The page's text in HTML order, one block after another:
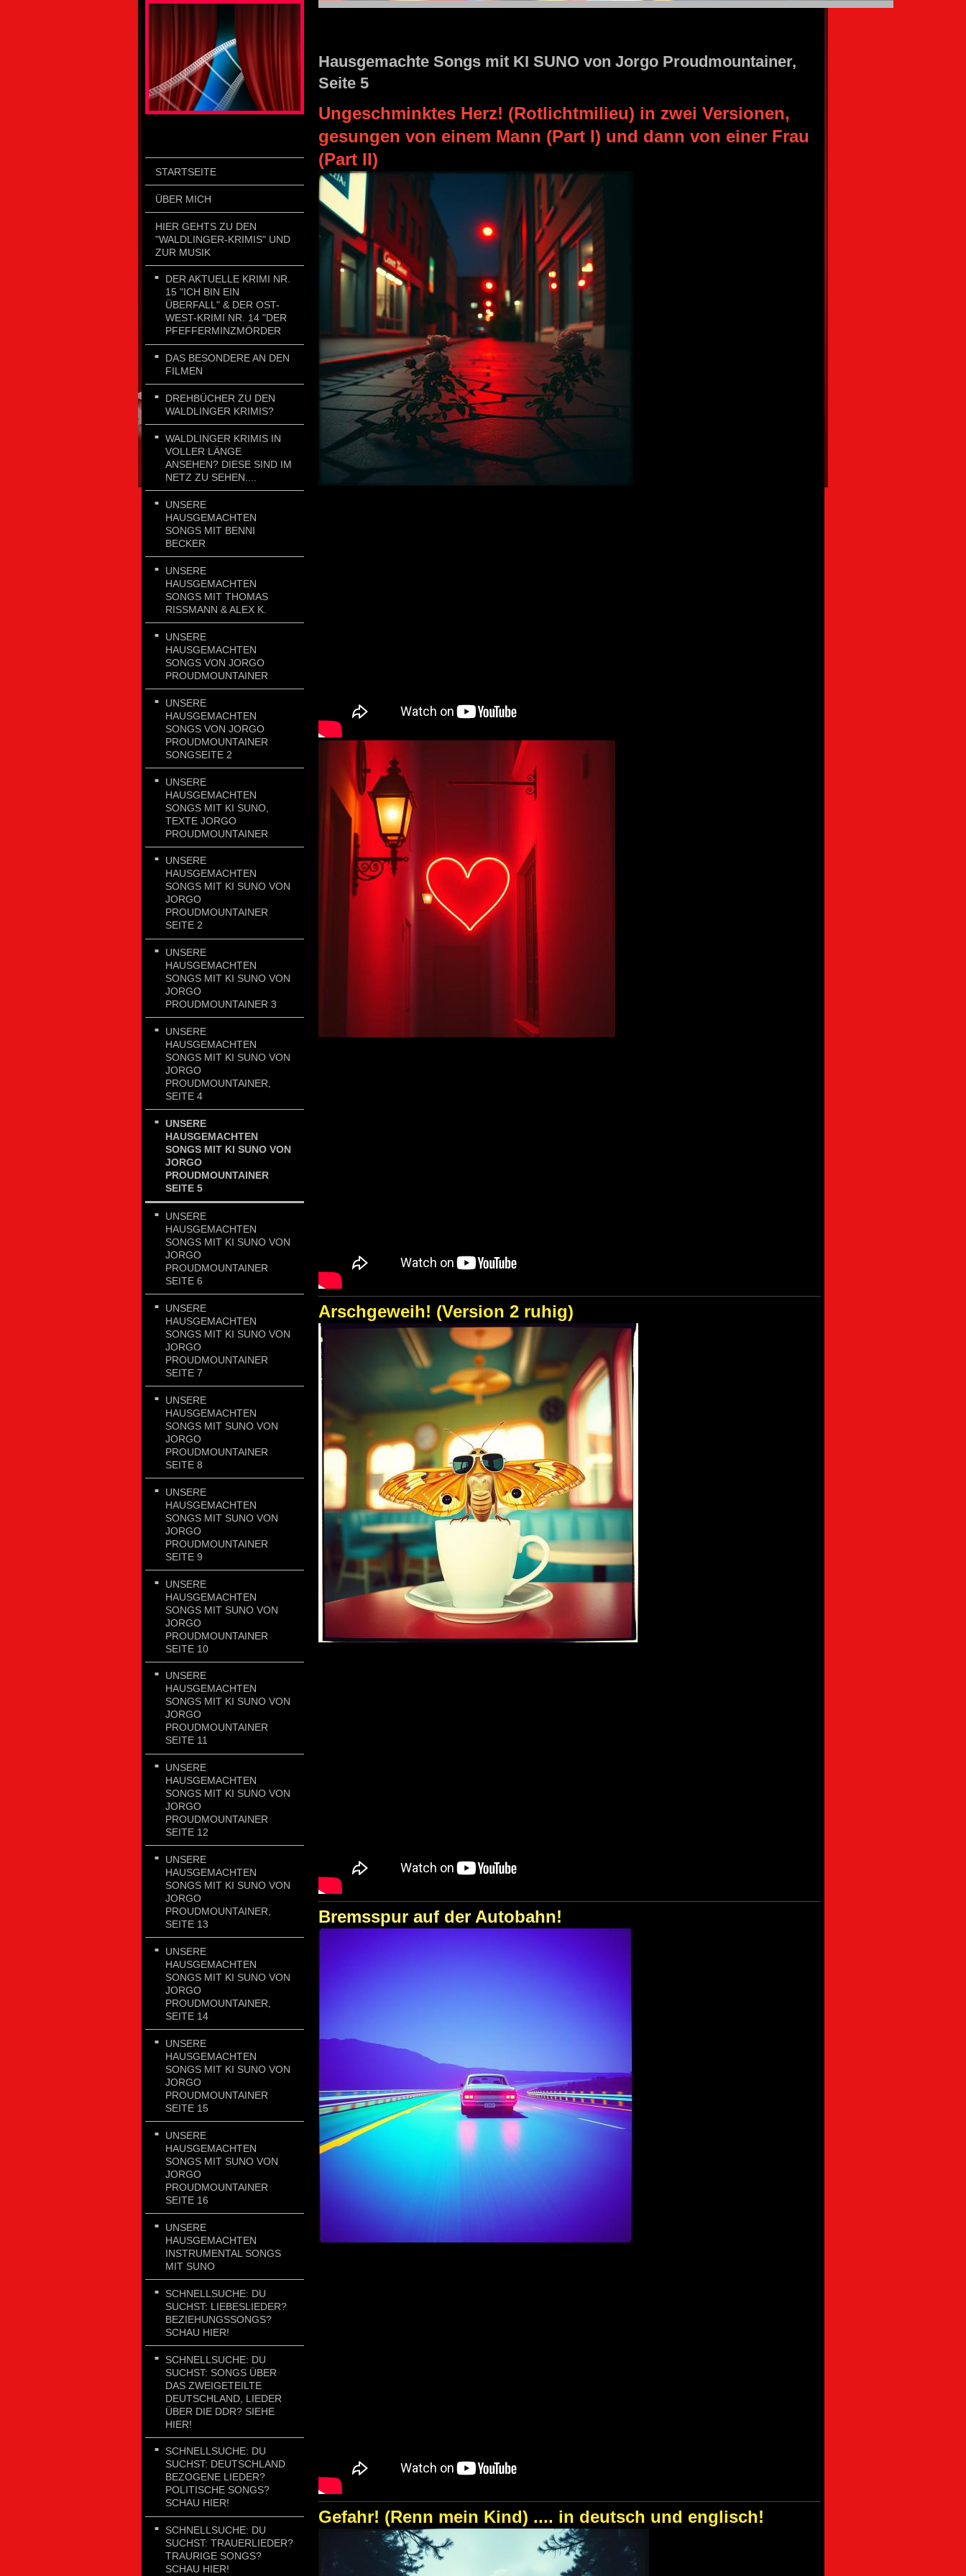
STARTSEITE
ÜBER MICH
HIER GEHTS ZU DEN
"WALDLINGER-KRIMIS" UND
ZUR MUSIK
DER AKTUELLE KRIMI NR.
15 "ICH BIN EIN
ÜBERFALL" & DER OST-
WEST-KRIMI NR. 14 "DER
PFEFFERMINZMÖRDER
DAS BESONDERE AN DEN
FILMEN
DREHBÜCHER ZU DEN
WALDLINGER KRIMIS?
WALDLINGER KRIMIS IN
VOLLER LÄNGE
ANSEHEN? DIESE SIND IM
NETZ ZU SEHEN....
UNSERE
HAUSGEMACHTEN
SONGS MIT BENNI
BECKER
UNSERE
HAUSGEMACHTEN
SONGS MIT THOMAS
RISSMANN & ALEX K.
UNSERE
HAUSGEMACHTEN
SONGS VON JORGO
PROUDMOUNTAINER
UNSERE
HAUSGEMACHTEN
SONGS VON JORGO
PROUDMOUNTAINER
SONGSEITE 2
UNSERE
HAUSGEMACHTEN
SONGS MIT KI SUNO,
TEXTE JORGO
PROUDMOUNTAINER
UNSERE
HAUSGEMACHTEN
SONGS MIT KI SUNO VON
JORGO
PROUDMOUNTAINER
SEITE 2
UNSERE
HAUSGEMACHTEN
SONGS MIT KI SUNO VON
JORGO
PROUDMOUNTAINER 3
UNSERE
HAUSGEMACHTEN
SONGS MIT KI SUNO VON
JORGO
PROUDMOUNTAINER,
SEITE 4
UNSERE
HAUSGEMACHTEN
SONGS MIT KI SUNO VON
JORGO
PROUDMOUNTAINER
SEITE 5
UNSERE
HAUSGEMACHTEN
SONGS MIT KI SUNO VON
JORGO
PROUDMOUNTAINER
SEITE 6
UNSERE
HAUSGEMACHTEN
SONGS MIT KI SUNO VON
JORGO
PROUDMOUNTAINER
SEITE 7
UNSERE
HAUSGEMACHTEN
SONGS MIT SUNO VON
JORGO
PROUDMOUNTAINER
SEITE 8
UNSERE
HAUSGEMACHTEN
SONGS MIT SUNO VON
JORGO
PROUDMOUNTAINER
SEITE 9
UNSERE
HAUSGEMACHTEN
SONGS MIT SUNO VON
JORGO
PROUDMOUNTAINER
SEITE 10
UNSERE
HAUSGEMACHTEN
SONGS MIT KI SUNO VON
JORGO
PROUDMOUNTAINER
SEITE 11
UNSERE
HAUSGEMACHTEN
SONGS MIT KI SUNO VON
JORGO
PROUDMOUNTAINER
SEITE 12
UNSERE
HAUSGEMACHTEN
SONGS MIT KI SUNO VON
JORGO
PROUDMOUNTAINER,
SEITE 13
UNSERE
HAUSGEMACHTEN
SONGS MIT KI SUNO VON
JORGO
PROUDMOUNTAINER,
SEITE 14
UNSERE
HAUSGEMACHTEN
SONGS MIT KI SUNO VON
JORGO
PROUDMOUNTAINER
SEITE 15
UNSERE
HAUSGEMACHTEN
SONGS MIT SUNO VON
JORGO
PROUDMOUNTAINER
SEITE 16
UNSERE
HAUSGEMACHTEN
INSTRUMENTAL SONGS
MIT SUNO
SCHNELLSUCHE: DU
SUCHST: LIEBESLIEDER?
BEZIEHUNGSSONGS?
SCHAU HIER!
SCHNELLSUCHE: DU
SUCHST: SONGS ÜBER
DAS ZWEIGETEILTE
DEUTSCHLAND, LIEDER
ÜBER DIE DDR? SIEHE
HIER!
SCHNELLSUCHE: DU
SUCHST: DEUTSCHLAND
BEZOGENE LIEDER?
POLITISCHE SONGS?
SCHAU HIER!
SCHNELLSUCHE: DU
SUCHST: TRAUERLIEDER?
TRAURIGE SONGS?
SCHAU HIER!
Hausgemachte Songs mit KI SUNO von Jorgo Proudmountainer,
Seite 5
Ungeschminktes Herz! (Rotlichtmilieu) in zwei Versionen,
gesungen von einem Mann (Part I) und dann von einer Frau
(Part II)
Arschgeweih! (Version 2 ruhig)
Bremsspur auf der Autobahn!
Gefahr! (Renn mein Kind) .... in deutsch und englisch!